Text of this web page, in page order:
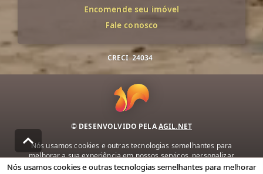
Encomende seu imóvel
Fale conosco
CRECI 24034
© DESENVOLVIDO PELAAGIL.NET
Nós usamos cookies e outras tecnologias semelhantes para
melhorar a sua experiência em nossos serviços, personalizar
publicidade e recomendar conteúdo de seu interesse. Ao utilizar
Nós usamos cookies e outras tecnologias semelhantes para melhorar